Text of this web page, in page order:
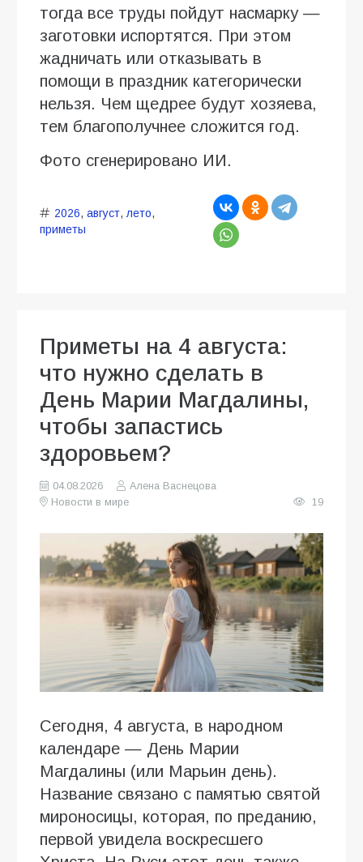
тогда все труды пойдут насмарку —
заготовки испортятся. При этом
жадничать или отказывать в
помощи в праздник категорически
нельзя. Чем щедрее будут хозяева,
тем благополучнее сложится год.
Фото сгенерировано ИИ.
2026, август, лето,
приметы
Приметы на 4 августа:
что нужно сделать в
День Марии Магдалины,
чтобы запастись
здоровьем?
04.08.2026
Алена Васнецова
Новости в мире
19
Сегодня, 4 августа, в народном
календаре — День Марии
Магдалины (или Марьин день).
Название связано с памятью святой
мироносицы, которая, по преданию,
первой увидела воскресшего